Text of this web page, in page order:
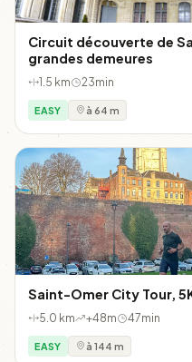
Circuit découverte de
grandes demeures
1.5 km 23min
EASY à 64 m
Saint-Omer City Tour,
5.0 km +48m 47min
EASY à 144 m